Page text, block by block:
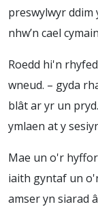
preswylwyr ddim
nhw’n cael
Roedd hi'n
wneud. – gyda
blât ar yr un
ymlaen at y
Mae un o'r
iaith gyntaf un
amser yn siarad